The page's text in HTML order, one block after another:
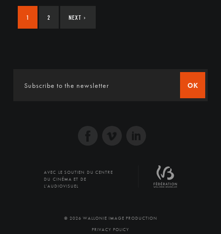
1 2 NEXT ›
OK
AVEC LE SOUTIEN DU CENTRE
DU CINÉMA ET DE
L'AUDIOVISUEL
© 2026 WALLONIE IMAGE PRODUCTION
PRIVACY POLICY